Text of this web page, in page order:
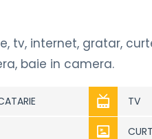
tv, internet, gratar,
baie in camera.
TV